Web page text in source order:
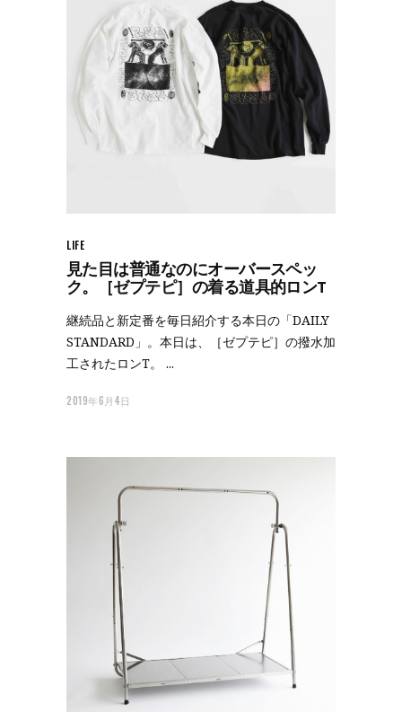
LIFE
見た目は普通なのにオーバースペッ
ク。［ゼプテピ］の着る道具的ロンT
継続品と新定番を毎日紹介する本日の「DAILY
STANDARD」。本日は、［ゼプテピ］の撥水加
工されたロンT。
2019年6月4日